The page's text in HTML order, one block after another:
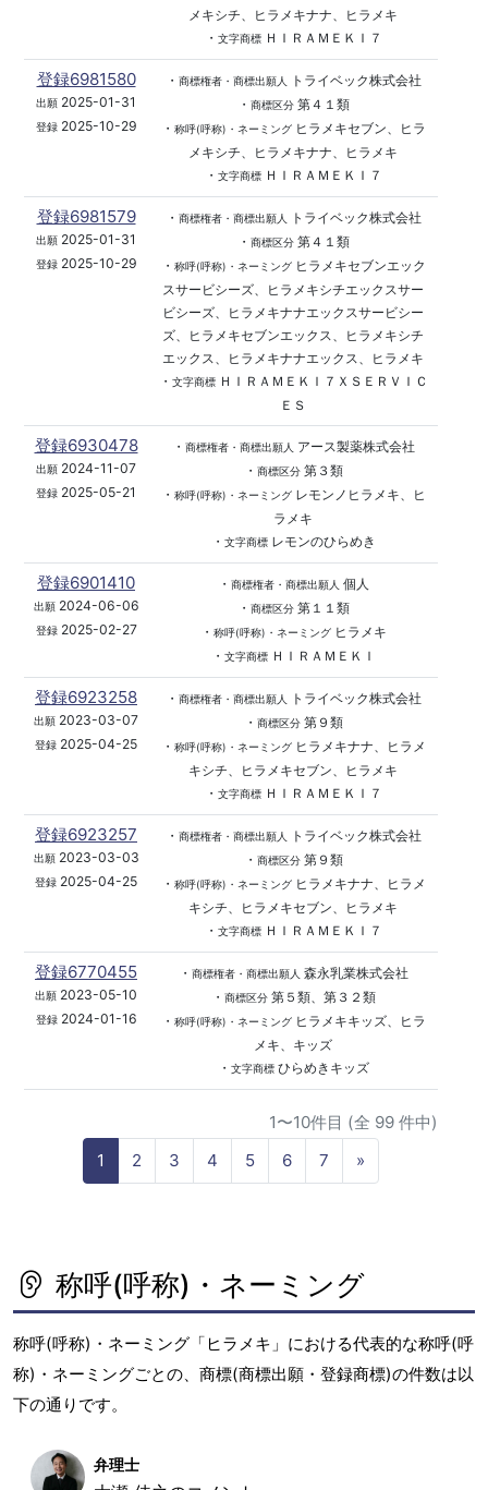
メキシチ、ヒラメキナナ、ヒラメキ
・ 文字商標ＨＩＲＡＭＥＫＩ７
登録6981580
出願 2025-01-31
登録2025-10-29
・ 商標権者・商標出願人
トライベック株式会社
・ 商標区分第４１類
・ 称呼(呼称)・ネーミングヒラメキセブン、ヒラ
メキシチ、ヒラメキナナ、ヒラメキ
・ 文字商標ＨＩＲＡＭＥＫＩ７
登録6981579
出願 2025-01-31
登録2025-10-29
・ 商標権者・商標出願人
トライベック株式会社
・ 商標区分第４１類
・ 称呼(呼称)・ネーミングヒラメキセブンエック
スサービシーズ、ヒラメキシチエックスサー
ビシーズ、ヒラメキナナエックスサービシー
ズ、ヒラメキセブンエックス、ヒラメキシチ
エックス、ヒラメキナナエックス、ヒラメキ
・ 文字商標ＨＩＲＡＭＥＫＩ７ＸＳＥＲＶＩＣ
ＥＳ
登録6930478
出願 2024-11-07
登録 2025-05-21
・ 商標権者・商標出願人
アース製薬株式会社
・ 商標区分第３類
・ 称呼(呼称)・ネーミングレモンノヒラメキ、ヒ
ラメキ
・ 文字商標レモンのひらめき
登録6901410
出願2024-06-06
登録2025-02-27
・ 商標権者・商標出願人 個人
・ 商標区分第１１類
・ 称呼(呼称)・ネーミングヒラメキ
・ 文字商標ＨＩＲＡＭＥＫＩ
登録6923258
出願 2023-03-07
登録 2025-04-25
・ 商標権者・商標出願人
トライベック株式会社
・ 商標区分第９類
・ 称呼(呼称)・ネーミングヒラメキナナ、ヒラメ
キシチ、ヒラメキセブン、ヒラメキ
・ 文字商標ＨＩＲＡＭＥＫＩ７
登録6923257
出願2023-03-03
登録 2025-04-25
・ 商標権者・商標出願人
トライベック株式会社
・ 商標区分第９類
・ 称呼(呼称)・ネーミングヒラメキナナ、ヒラメ
キシチ、ヒラメキセブン、ヒラメキ
・ 文字商標ＨＩＲＡＭＥＫＩ７
登録6770455
出願 2023-05-10
登録2024-01-16
・ 商標権者・商標出願人 森永乳業株式会社
・ 商標区分第５類、第３２類
・ 称呼(呼称)・ネーミングヒラメキキッズ、ヒラ
メキ、キッズ
・ 文字商標ひらめきキッズ
1〜10件目 (全 99 件中)
1
2 3 4 5 6 7 »
e
称呼(呼称)・ネーミング
称呼(呼称)・ネーミング「ヒラメキ」における代表的な称呼(呼
称)・ネーミングごとの、商標(商標出願・登録商標)の件数は以
下の通りです。
弁理士